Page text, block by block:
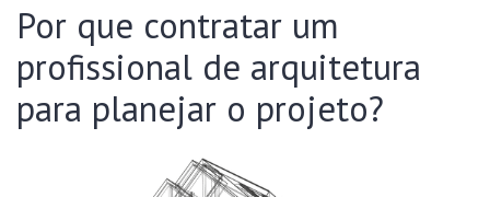
Por que contratar um
profissional de arquitetura
para planejar o projeto?